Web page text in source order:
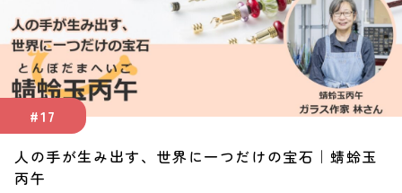
#17
人の手が生み出す、世界に一つだけの宝石｜蜻蛉玉
丙午